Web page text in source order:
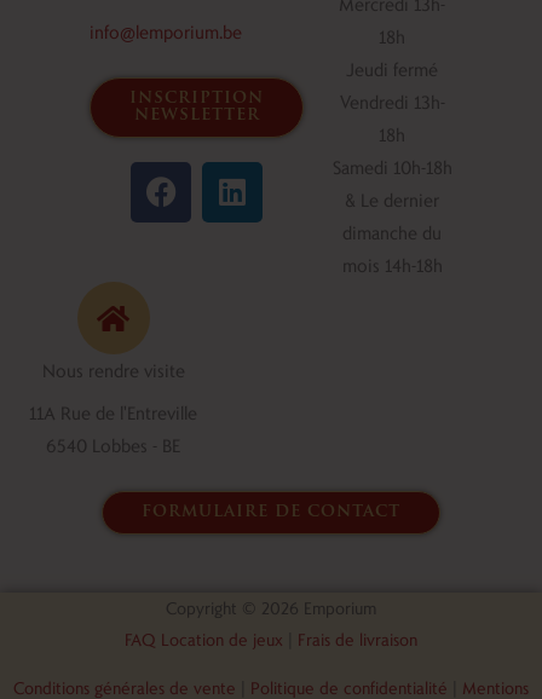
info@lemporium.be
inscription
newsletter
F
a
c
k
L
i
n
18h
Jeudi fermé
Vendredi 13h-
18h
Samedi 10h-18h
& Le dernier
dimanche du
mois 14h-18h
Nous rendre visite
11A Rue de l'Entreville
6540 Lobbes - BE
formulaire de contact
Copyright © 2026 Emporium
FAQ Location de jeux
Frais de livraison
Conditions générales de vente Politique de confidentialité
Mentions